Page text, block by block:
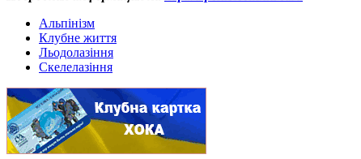
Альпінізм
Клубне життя
Льодолазіння
Скелелазіння